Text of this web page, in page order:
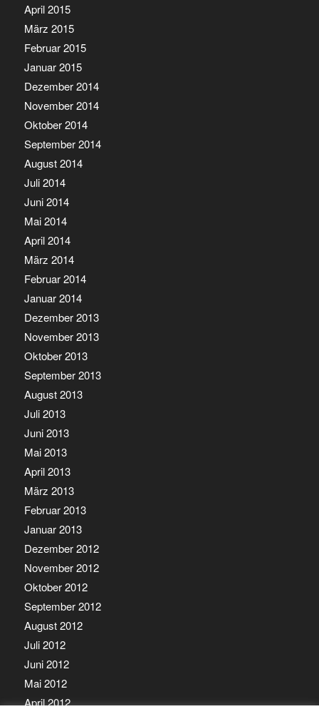
April 2015
März 2015
Februar 2015
Januar 2015
Dezember 2014
November 2014
Oktober 2014
September 2014
August 2014
Juli 2014
Juni 2014
Mai 2014
April 2014
März 2014
Februar 2014
Januar 2014
Dezember 2013
November 2013
Oktober 2013
September 2013
August 2013
Juli 2013
Juni 2013
Mai 2013
April 2013
März 2013
Februar 2013
Januar 2013
Dezember 2012
November 2012
Oktober 2012
September 2012
August 2012
Juli 2012
Juni 2012
Mai 2012
April 2012